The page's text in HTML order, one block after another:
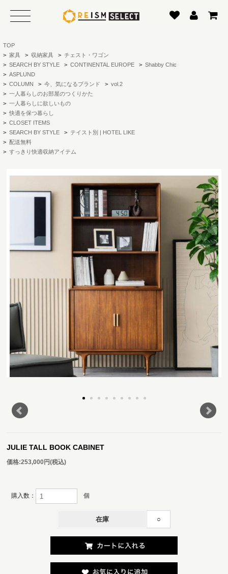
TOP
> 家具 > 収納家具 > チェスト・ワゴン
> SEARCH BY STYLE > CONTINENTAL EUROPE > Shabby Chic
> ASPLUND
> COLUMN > 今、気になるブランド > vol.2
> 一人暮らしのお部屋のつくりかた
> 一人暮らしに欲しいもの
> 快適を保つ暮らし
> CLOSET ITEMS
> SEARCH BY STYLE > テイスト別 | HOTEL LIKE
> 配送無料
> すっきり快適収納アイテム
JULIE TALL BOOK CABINET
価格:253,000円(税込)
購入数： 個
在庫 ○